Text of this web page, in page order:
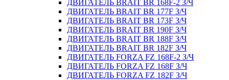
ДВИГАТЕЛЬ BRAIT BR 168F-2 З/Ч
ДВИГАТЕЛЬ BRAIT BR 177F З/Ч
ДВИГАТЕЛЬ BRAIT BR 173F З/Ч
ДВИГАТЕЛЬ BRAIT BR 190F З/Ч
ДВИГАТЕЛЬ BRAIT BR 188F З/Ч
ДВИГАТЕЛЬ BRAIT BR 182F З/Ч
ДВИГАТЕЛЬ FORZA FZ 168F-2 З/Ч
ДВИГАТЕЛЬ FORZA FZ 168F З/Ч
ДВИГАТЕЛЬ FORZA FZ 182F З/Ч